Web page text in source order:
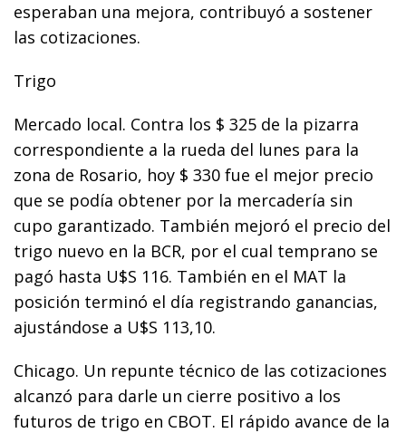
esperaban una mejora, contribuyó a sostener
las cotizaciones.
Trigo
Mercado local. Contra los $ 325 de la pizarra
correspondiente a la rueda del lunes para la
zona de Rosario, hoy $ 330 fue el mejor precio
que se podía obtener por la mercadería sin
cupo garantizado. También mejoró el precio del
trigo nuevo en la BCR, por el cual temprano se
pagó hasta U$S 116. También en el MAT la
posición terminó el día registrando ganancias,
ajustándose a U$S 113,10.
Chicago. Un repunte técnico de las cotizaciones
alcanzó para darle un cierre positivo a los
futuros de trigo en CBOT. El rápido avance de la